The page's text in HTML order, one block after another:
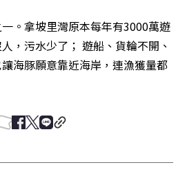
。拿坡里灣原本每年有3000萬遊
，污水少了； 遊船、貨輪不開、
海豚願意靠近海岸，連漁獲量都